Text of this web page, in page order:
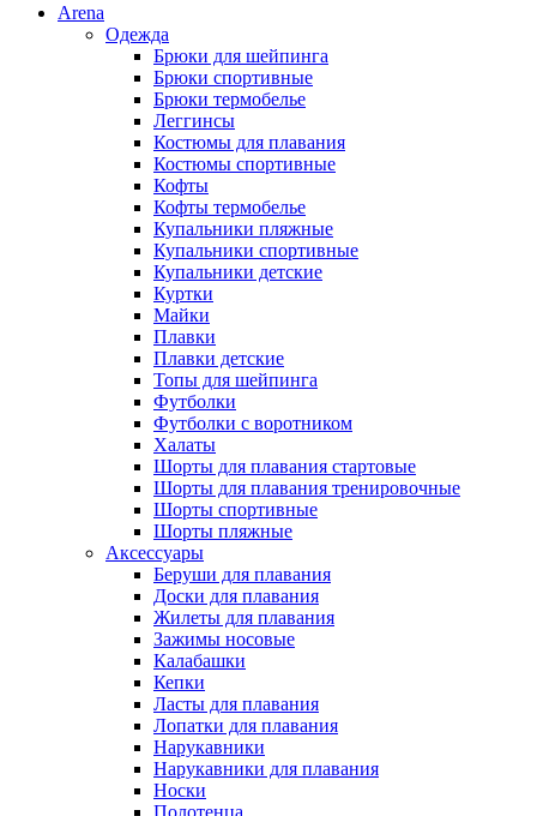
Arena
Одежда
Брюки для шейпинга
Брюки спортивные
Брюки термобелье
Леггинсы
Костюмы для плавания
Костюмы спортивные
Кофты
Кофты термобелье
Купальники пляжные
Купальники спортивные
Купальники детские
Куртки
Майки
Плавки
Плавки детские
Топы для шейпинга
Футболки
Футболки с воротником
Халаты
Шорты для плавания стартовые
Шорты для плавания тренировочные
Шорты спортивные
Шорты пляжные
Аксессуары
Беруши для плавания
Доски для плавания
Жилеты для плавания
Зажимы носовые
Калабашки
Кепки
Ласты для плавания
Лопатки для плавания
Нарукавники
Нарукавники для плавания
Носки
Полотенца